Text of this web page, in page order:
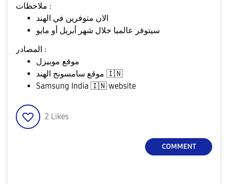
ملاحظات :
سيتوفر عالميا خلال شهر أبريل أو مايو
المصادر :
موقع موبيزل
🇮🇳
Samsung India 🇮🇳website
2 Likes
COMMENT